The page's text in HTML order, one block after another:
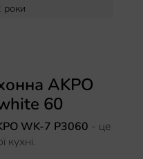
роки
AKPO
60
WK-7 P3060 - це
кухні.